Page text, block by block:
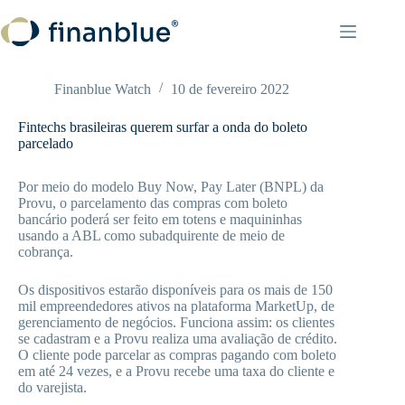
para
o
Finanblue Watch 10 de fevereiro 2022
Fintechs brasileiras querem surfar a onda do boleto
parcelado
Por meio do modelo Buy Now, Pay Later (BNPL) da
Provu, o parcelamento das compras com boleto
bancário poderá ser feito em totens e maquininhas
usando a ABL como subadquirente de meio de
cobrança.
Os dispositivos estarão disponíveis para os mais de 150
mil empreendedores ativos na plataforma MarketUp, de
gerenciamento de negócios. Funciona assim: os clientes
se cadastram e a Provu realiza uma avaliação de crédito.
O cliente pode parcelar as compras pagando com boleto
em até 24 vezes, e a Provu recebe uma taxa do cliente e
do varejista.